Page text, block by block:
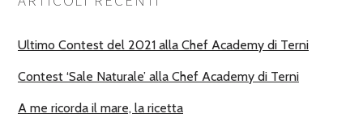
Ultimo Contest del 2021 alla Chef Academy di Terni
Contest ‘Sale Naturale’ alla Chef Academy di Terni
A me ricorda il mare, la ricetta